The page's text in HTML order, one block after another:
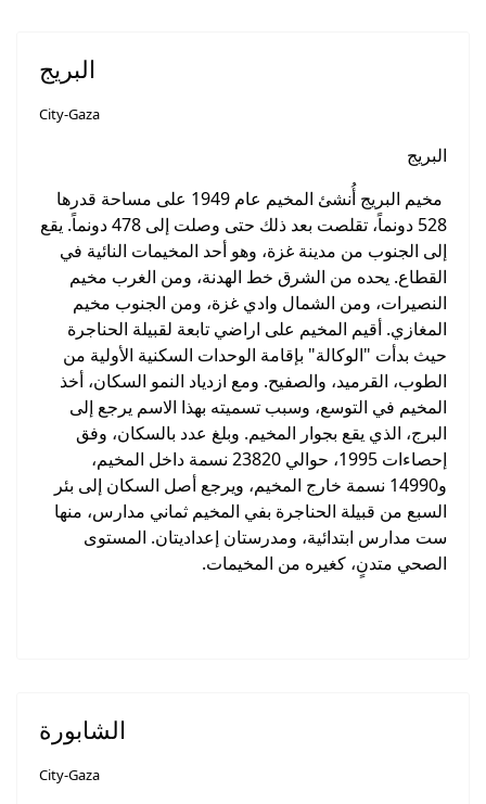
البريج
City-Gaza
البريج
مخيم البريج أُنشئ المخيم عام 1949 على مساحة قدرها
528 دونماً، تقلصت بعد ذلك حتى وصلت إلى 478 دونماً. يقع
إلى الجنوب من مدينة غزة، وهو أحد المخيمات النائية في
القطاع. يحده من الشرق خط الهدنة، ومن الغرب مخيم
النصيرات، ومن الشمال وادي غزة، ومن الجنوب مخيم
المغازي. أقيم المخيم على اراضي تابعة لقبيلة الحناجرة
حيث بدأت "الوكالة" بإقامة الوحدات السكنية الأولية من
الطوب، القرميد، والصفيح. ومع ازدياد النمو السكان، أخذ
المخيم في التوسع، وسبب تسميته بهذا الاسم يرجع إلى
البرج، الذي يقع بجوار المخيم. وبلغ عدد بالسكان، وفق
إحصاءات 1995، حوالي 23820 نسمة داخل المخيم،
و14990 نسمة خارج المخيم، ويرجع أصل السكان إلى بئر
السبع من قبيلة الحناجرة بفي المخيم ثماني مدارس، منها
ست مدارس ابتدائية، ومدرستان إعداديتان. المستوى
الصحي متدنٍ، كغيره من المخيمات.
الشابورة
City-Gaza